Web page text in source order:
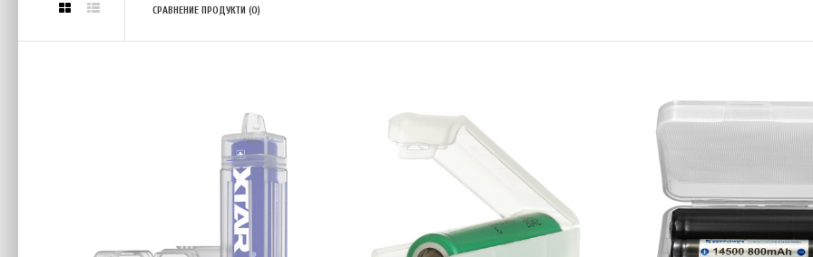
СРАВНЕНИЕ ПРОДУКТИ (0)
Modular Case 18x65
€0.96 (1.88 лв.)
Транспортен
безопасно
облицовани с
предпази от
опашка" ви